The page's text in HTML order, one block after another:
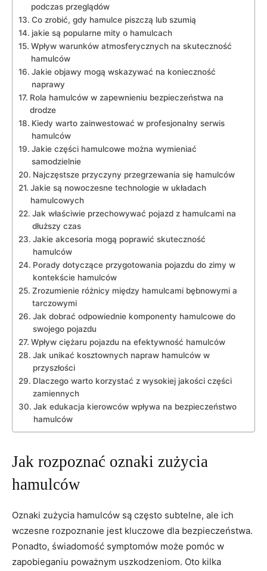
podczas przeglądów
Co‍ zrobić, gdy hamulce piszczą‍ lub szumią
jakie są popularne mity o hamulcach
Wpływ warunków atmosferycznych‌ na skuteczność
hamulców
Jakie ⁢objawy mogą wskazywać na konieczność
naprawy
Rola hamulców w zapewnieniu bezpieczeństwa na
drodze
Kiedy warto zainwestować w profesjonalny serwis
hamulców
Jakie ⁣części ⁣hamulcowe można wymieniać
samodzielnie
Najczęstsze przyczyny przegrzewania się hamulców
Jakie są nowoczesne technologie w układach
hamulcowych
Jak właściwie przechowywać pojazd z ⁤hamulcami na
dłuższy⁤ czas
Jakie akcesoria mogą poprawić skuteczność
hamulców
Porady dotyczące ​przygotowania pojazdu do zimy w
kontekście hamulców
Zrozumienie ‍różnicy między hamulcami bębnowymi a
tarczowymi
Jak dobrać odpowiednie komponenty hamulcowe do
swojego pojazdu
Wpływ ciężaru pojazdu na efektywność hamulców
Jak unikać kosztownych napraw hamulców w
przyszłości
Dlaczego warto korzystać z wysokiej jakości części
zamiennych
Jak edukacja kierowców wpływa na bezpieczeństwo
hamulców
Jak rozpoznać oznaki zużycia
hamulców
Oznaki zużycia hamulców są⁢ często subtelne, ale ich
⁢wczesne rozpoznanie jest ⁤kluczowe dla bezpieczeństwa.
Ponadto, świadomość symptomów może pomóc w
zapobieganiu poważnym uszkodzeniom. Oto⁤ kilka